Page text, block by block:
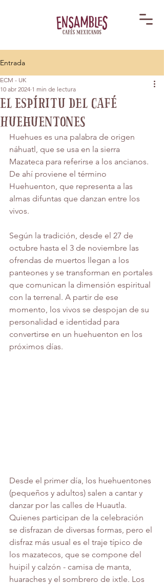
Entrada
El espíritu del café
Huehuentones
ECM - UK
10 abr 2024 1 min de lectura
Huehues es una palabra de origen
náhuatl, que se usa en la sierra
Mazateca para referirse a los ancianos.
De ahí proviene el término
Huehuenton, que representa a las
almas difuntas que danzan entre los
vivos.
Según la tradición, desde el 27 de
octubre hasta el 3 de noviembre las
ofrendas de muertos llegan a los
panteones y se transforman en portales
que comunican la dimensión espiritual
con la terrenal. A partir de ese
momento, los vivos se despojan de su
personalidad e identidad para
convertirse en un huehuenton en los
próximos días.
Desde el primer día, los huehuentones
(pequeños y adultos) salen a cantar y
danzar por las calles de Huautla.
Quienes participan de la celebración
se disfrazan de diversas formas, pero el
disfraz más usual es el traje típico de
los mazatecos, que se compone del
huipil y calzón - camisa de manta,
huaraches y el sombrero de ixtle. Los